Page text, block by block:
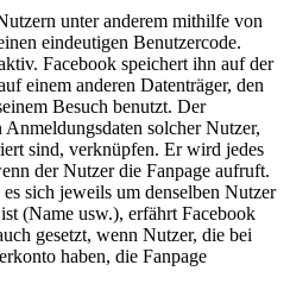
unter anderem mithilfe von
eindeutigen Benutzercode.
Facebook speichert ihn auf der
einem anderen Datenträger, den
Besuch benutzt. Der
solcher Nutzer,
sind, verknüpfen. Er wird jedes
der Nutzer die Fanpage aufruft.
sich jeweils um denselben Nutzer
(Name usw.), erfährt Facebook
gesetzt, wenn Nutzer, die bei
haben, die Fanpage